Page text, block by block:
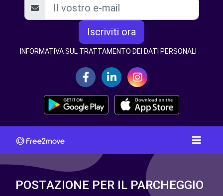
Iscriviti ora
INFORMATIVA SUL TRATTAMENTO DEI DATI PERSONALI
POSTAZIONE PER IL PARCHEGGIO